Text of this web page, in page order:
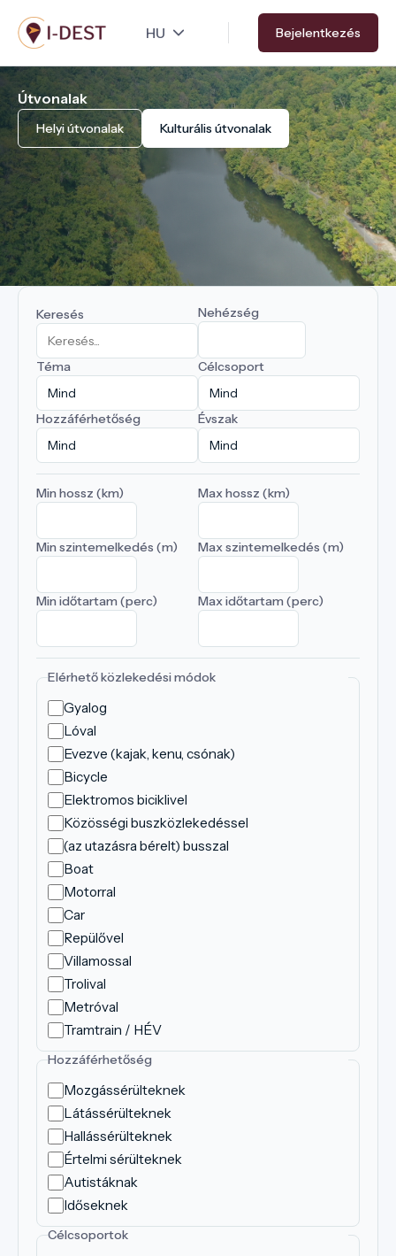
Ugrás
a
tartalomra
Bejelentkezés
Útvonalak
Helyi útvonalak Kulturális útvonalak
Keresés Nehézség
Téma Célcsoport
Hozzáférhetőség Évszak
Min hossz (km) Max hossz (km)
Min szintemelkedés (m) Max szintemelkedés (m)
Min időtartam (perc) Max időtartam (perc)
Elérhető közlekedési módok
Gyalog
Lóval
Evezve (kajak, kenu, csónak)
Bicycle
Elektromos biciklivel
Közösségi buszközlekedéssel
(az utazásra bérelt) busszal
Boat
Motorral
Car
Repülővel
Villamossal
Trolival
Metróval
Tramtrain / HÉV
Hozzáférhetőség
Mozgássérülteknek
Látássérülteknek
Hallássérülteknek
Értelmi sérülteknek
Autistáknak
Időseknek
Célcsoportok